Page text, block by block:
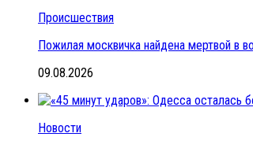
Происшествия
Пожилая москвичка найдена мертвой в
09.08.2026
Новости